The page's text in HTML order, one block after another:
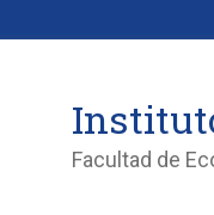
Facultad de